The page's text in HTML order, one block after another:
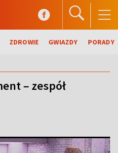
ZDROWIE GWIAZDY PORADY
– zespół